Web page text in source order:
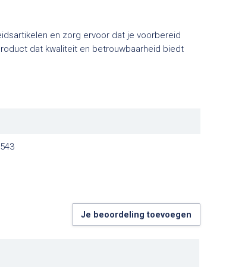
en zorg ervoor dat je voorbereid
dat kwaliteit en betrouwbaarheid biedt
Je beoordeling toevoegen